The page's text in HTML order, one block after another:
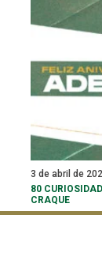
3 de abril de
80
CRAQUE